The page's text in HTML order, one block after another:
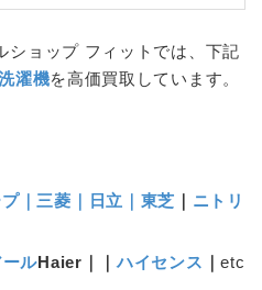
ショップ フィットでは、下記
濯機を高価買取しています。
｜三菱｜日立｜東芝 ｜ ニトリ
ルHaier｜｜ハイセンス ｜etc